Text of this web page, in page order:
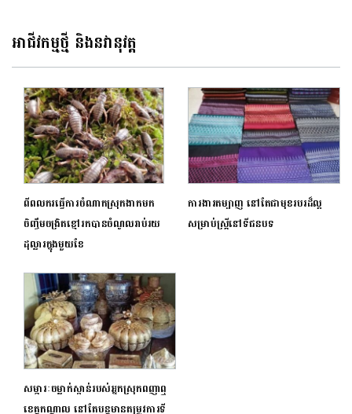
អាជីវកម្មថ្មី និងនវានុវត្ត
ពីពលករធ្វើការចំណាកស្រុកងាកមក
ចិញ្ចឹមចង្រិតខ្មៅរកបានចំណូលរាប់រយ
ដុល្លារក្នុងមួយខែ
ការងារតម្បាញ នៅតែជាមុខរបរដ៏ល្អ
សម្រាប់ស្ត្រីនៅទីជនបទ
សម្ភារៈចម្លាក់ស្ពាន់របស់អ្នកស្រុកពញាឮ
ខេត្តកណ្តាល នៅតែបន្តមានតម្រូវការទី